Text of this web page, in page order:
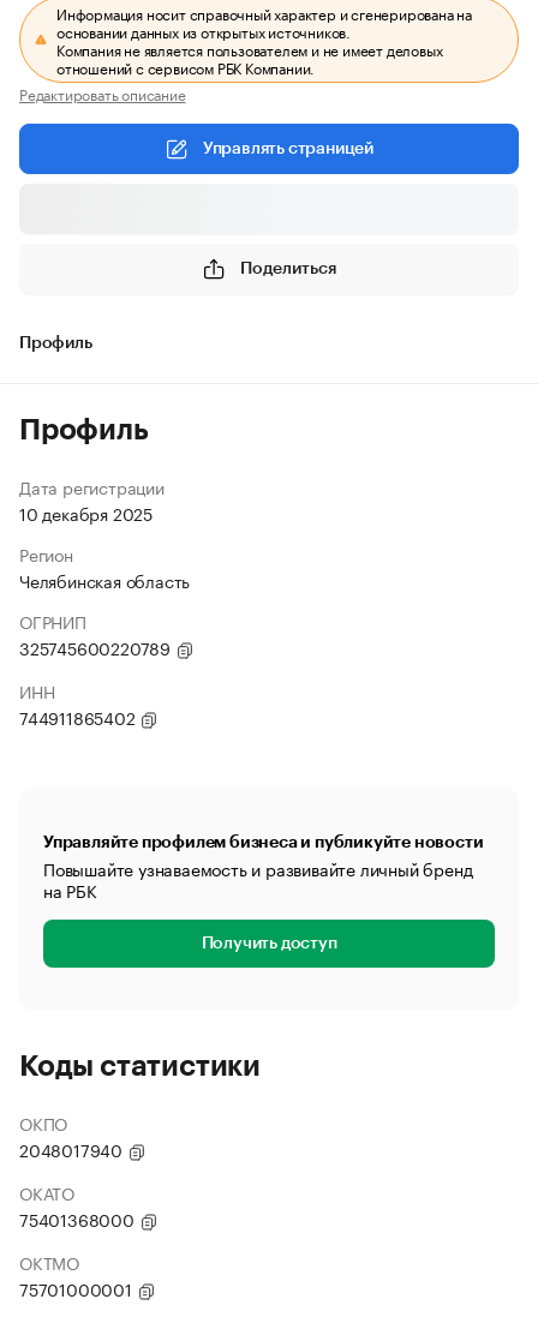
Информация носит справочный характер и сгенерирована на
основании данных из открытых источников.
Компания не является пользователем и не имеет деловых
отношений с сервисом РБК Компании.
Редактировать описание
Управлять страницей
Поделиться
Профиль
Профиль
Дата регистрации
10 декабря 2025
Регион
Челябинская область
ОГРНИП
325745600220789
ИНН
744911865402
Управляйте профилем бизнеса и публикуйте новости
Повышайте узнаваемость и развивайте личный бренд
на РБК
Получить доступ
Коды статистики
ОКПО
2048017940
ОКАТО
75401368000
ОКТМО
75701000001